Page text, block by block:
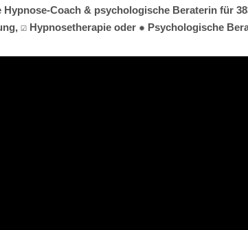
Coach & psychologische Beraterin für
☑️ Hypnosetherapie oder ✹ Psychologische